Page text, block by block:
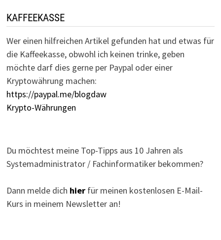
KAFFEEKASSE
Wer einen hilfreichen Artikel gefunden hat und etwas für
die Kaffeekasse, obwohl ich keinen trinke, geben
möchte darf dies gerne per Paypal oder einer
Kryptowährung machen:
https://paypal.me/blogdaw
Krypto-Währungen
Du möchtest meine Top-Tipps aus 10 Jahren als
Systemadministrator / Fachinformatiker bekommen?
Dann melde dich hierfür meinen kostenlosen E-Mail-
Kurs in meinem Newsletter an!